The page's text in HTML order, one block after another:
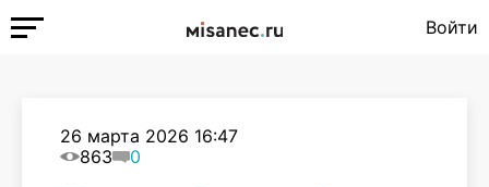
Войти
26 марта 2026 16:47
863
0